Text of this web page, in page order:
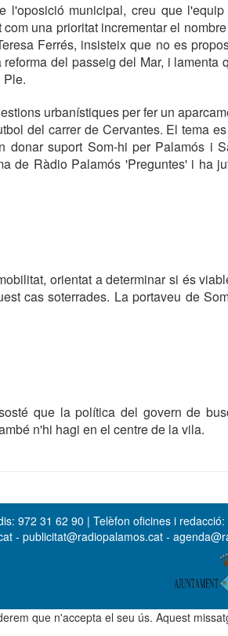
l'oposició municipal, creu que
una prioritat incrementar el
Ferrés, insisteix que no es
del passeig del Mar, i lamenta
Ple.
urbanístiques per fer un
del carrer de Cervantes. El tema
donar suport Som-hi per Palamós i
de Ràdio Palamós 'Preguntes' i ha
orientat a determinar si és
cas soterrades. La portaveu de
que la política del govern de
n'hi hagi en el centre de la vila.
972 31 62 90 | Telèfon oficines i
- publicitat@radiopalamos.cat -
que n'accepta el seu ús. Aquest